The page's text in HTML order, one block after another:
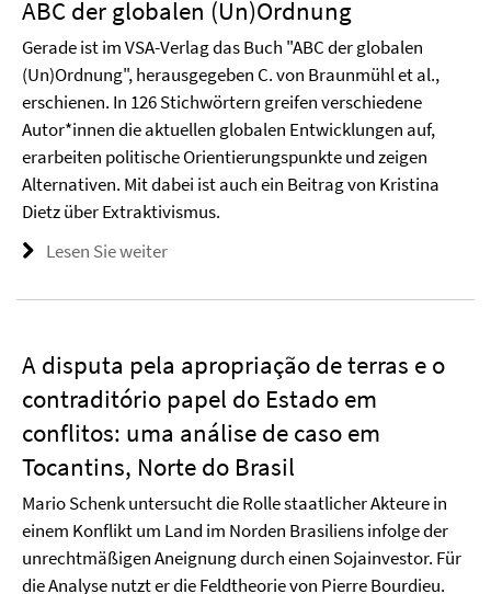
ABC der globalen (Un)Ordnung
Gerade ist im VSA-Verlag das Buch "ABC der globalen
(Un)Ordnung", herausgegeben C. von Braunmühl et al.,
erschienen. In 126 Stichwörtern greifen verschiedene
Autor*innen die aktuellen globalen Entwicklungen auf,
erarbeiten politische Orientierungspunkte und zeigen
Alternativen. Mit dabei ist auch ein Beitrag von Kristina
Dietz über Extraktivismus.
Lesen Sie weiter
A disputa pela apropriação de terras e o
contraditório papel do Estado em
conflitos: uma análise de caso em
Tocantins, Norte do Brasil
Mario Schenk untersucht die Rolle staatlicher Akteure in
einem Konflikt um Land im Norden Brasiliens infolge der
unrechtmäßigen Aneignung durch einen Sojainvestor. Für
die Analyse nutzt er die Feldtheorie von Pierre Bourdieu.